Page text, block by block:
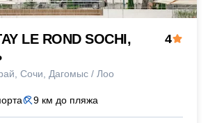
LE ROND SOCHI,
Сочи Дагомыс / Лоо
4
9 км до пляжа